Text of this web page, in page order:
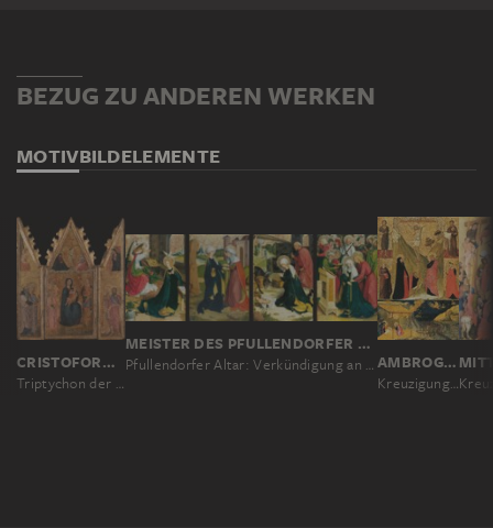
BEZUG ZU ANDEREN WERKEN
MOTIVBILDELEMENTE
CRISTOFORO DI BINDOCCIO, MEO DI PERO
Triptychon der Madonna mit Kind und Heiligen, Kreuzigung Christi, vier Heiligen und der Verkündigung an Maria
MEISTER DES PFULLENDORFER ALTARS, BARTHOLOMÄUS ZEITBLOM; WERKSTATT ?
Pfullendorfer Altar: Verkündigung an Maria, Heimsuchung, Geburt Christi, Marientod AMBROGIO LORENZETTI
Kreuzigung und Geburt Christi mit Heiligen